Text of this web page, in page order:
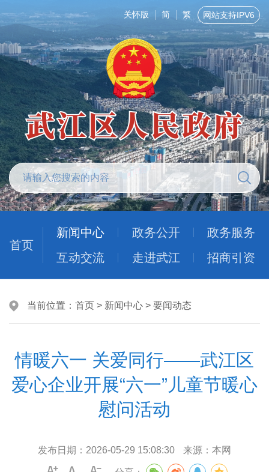
关怀版 简 繁 网站支持IPV6
首页
新闻中心 政务公开
政务服务
互动交流
走进武江 招商引资
当前位置： 首页 > 新闻中心 > 要闻动态
情暖六一 关爱同行——武江区
爱心企业开展“六一”儿童节暖心
慰问活动
发布日期： 2026-05-29 15:08:30 来源： 本网